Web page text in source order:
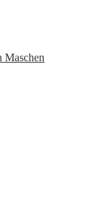
Maschen